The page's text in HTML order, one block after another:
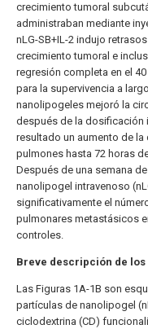
crecimiento tumoral
administraban mediante
nLG-SB+IL-2 indujo
crecimiento tumoral e
regresión completa en el
para la supervivencia a
nanolipogeles mejoró la
después de la dosificación
resultado un aumento de
pulmones hasta 72 horas
Después de una semana
nanolipogel intravenoso
significativamente el
pulmonares metastásicos
controles.
Breve descripción de
Las Figuras 1A-1B son
partículas de nanolipogel
ciclodextrina (CD)